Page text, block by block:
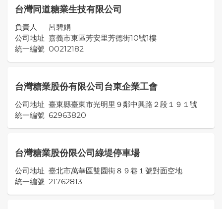
台灣同道糖業生技有限公司
負責人
呂碧娟
公司地址 嘉義市東區芳安里芳德街10號1樓
統一編號 00212182
台灣糖業股份有限公司台東企業工會
公司地址 臺東縣臺東市光明里９鄰中興路２段１９１號
統一編號 62963820
台灣糖業股份限公司綠堤停車場
公司地址 臺北市萬華區雙園街８９巷１號對面空地
統一編號 21762813